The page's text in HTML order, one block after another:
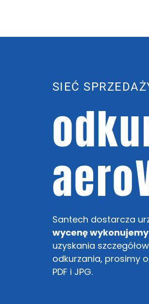
SIEĆ
Santech dostarcza
wycenę
uzyskania
odkurzania, prosimy
PDF i JPG.